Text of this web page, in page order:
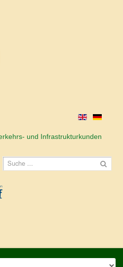
und Infrastrukturkunden